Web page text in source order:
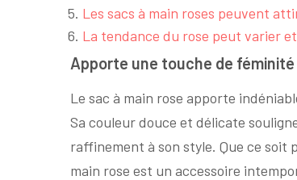
Les sacs à main roses peuvent
La tendance du rose peut varier
Apporte une touche de féminité
Le sac à main rose apporte
Sa couleur douce et délicate
raffinement à son style. Que ce soit
main rose est un accessoire